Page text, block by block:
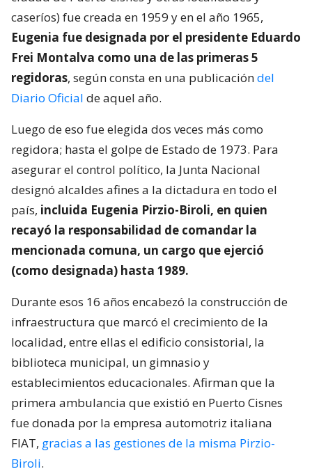
caseríos) fue creada en 1959 y en el año 1965,
Eugenia fue designada por el presidente Eduardo
Frei Montalva como una de las primeras 5
regidoras, según consta en una publicacióndel
Diario Oficial de aquel año.
Luego de eso fue elegida dos veces más como
regidora; hasta el golpe de Estado de 1973. Para
asegurar el control político, la Junta Nacional
designó alcaldes afines a la dictadura en todo el
país, incluida Eugenia Pirzio-Biroli, en quien
recayó la responsabilidad de comandar la
mencionada comuna, un cargo que ejerció
(como designada) hasta 1989.
Durante esos 16 años encabezó la construcción de
infraestructura que marcó el crecimiento de la
localidad, entre ellas el edificio consistorial, la
biblioteca municipal, un gimnasio y
establecimientos educacionales. Afirman que la
primera ambulancia que existió en Puerto Cisnes
fue donada por la empresa automotriz italiana
FIAT, gracias a las gestiones de la misma Pirzio-
Biroli.